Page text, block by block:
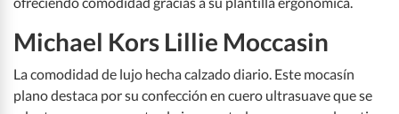
Michael Kors Lillie Moccasin
La comodidad de lujo hecha calzado diario. Este mocasín
plano destaca por su confección en cuero ultrasuave que se